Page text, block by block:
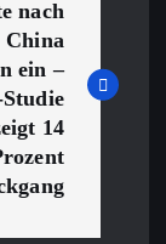
nach
China
ein –
14